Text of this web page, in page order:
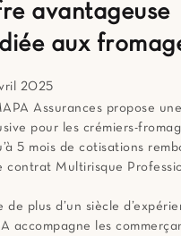
avantageuse
aux
2025
Assurances propose
pour les crémiers-
5 mois de cotisations
contrat Multirisque
de plus d’un siècle
accompagne les